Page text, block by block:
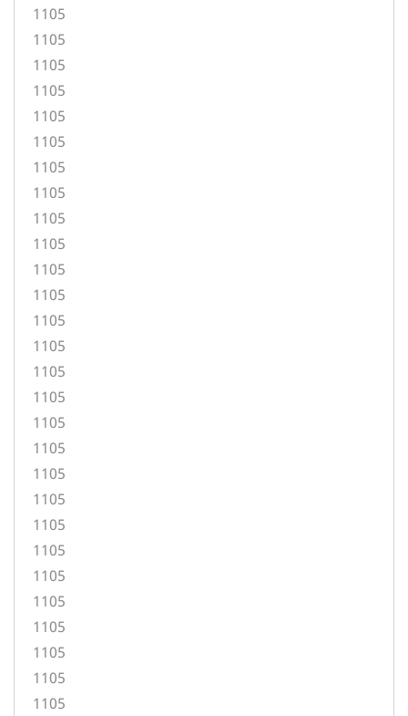
1105
1105
1105
1105
1105
1105
1105
1105
1105
1105
1105
1105
1105
1105
1105
1105
1105
1105
1105
1105
1105
1105
1105
1105
1105
1105
1105
1105